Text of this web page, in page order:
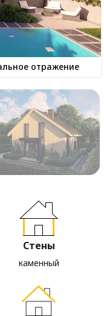
отражение
Стены
каменный